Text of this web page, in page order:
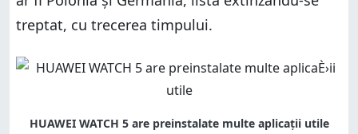
treptat, cu trecerea timpului.